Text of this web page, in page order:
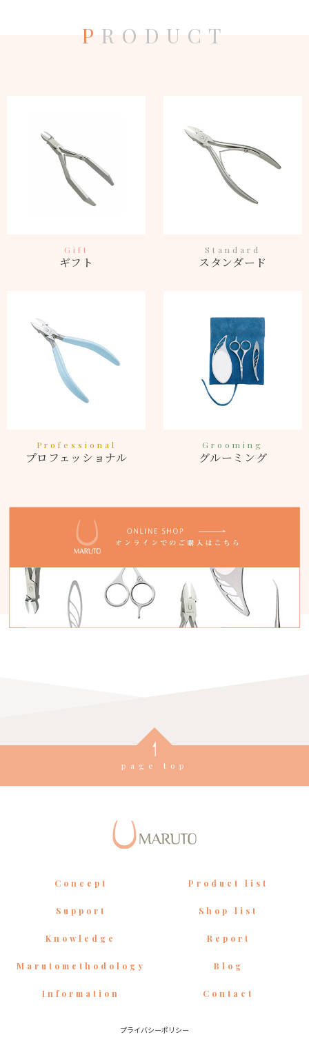
P RODUCT
Gift
ギフト
Standard
スタンダード
Professional
プロフェッショナル
Grooming
グルーミング
page top
Concept Product list
Support Shop list
Knowledge Report
Marutomethodology Blog
Information Contact
プライバシーポリシー